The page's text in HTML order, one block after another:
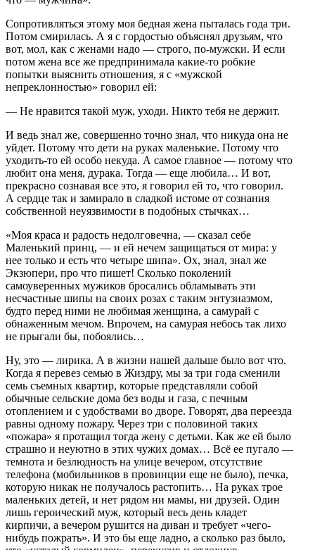
Сопротивляться этому моя бедная жена пыталась года три.
Потом смирилась. А я с гордостью объяснял друзьям, что
вот, мол, как с женами надо — строго, по-мужски. И если
потом жена все же предпринимала какие-то робкие
попытки выяснить отношения, я с «мужской
непреклонностью» говорил ей:
— Не нравится такой муж, уходи. Никто тебя не держит.
И ведь знал же, совершенно точно знал, что никуда она не
уйдет. Потому что дети на руках маленькие. Потому что
уходить-то ей особо некуда. А самое главное — потому что
любит она меня, дурака. Тогда — еще любила… И вот,
прекрасно сознавая все это, я говорил ей то, что говорил.
А сердце так и замирало в сладкой истоме от сознания
собственной неуязвимости в подобных стычках…
«Моя краса и радость недолговечна, — сказал себе
Маленький принц, — и ей нечем защищаться от мира: у
нее только и есть что четыре шипа». Ох, знал, знал же
Экзюпери, про что пишет! Сколько поколений
самоуверенных мужиков бросались обламывать эти
несчастные шипы на своих розах с таким энтузиазмом,
будто перед ними не любимая женщина, а самурай с
обнаженным мечом. Впрочем, на самурая небось так лихо
не прыгали бы, побоялись…
Ну, это — лирика. А в жизни нашей дальше было вот что.
Когда я перевез семью в Жиздру, мы за три года сменили
семь съемных квартир, которые представляли собой
обычные сельские дома без воды и газа, с печным
отоплением и с удобствами во дворе. Говорят, два переезда
равны одному пожару. Через три с половиной таких
«пожара» я протащил тогда жену с детьми. Как же ей было
страшно и неуютно в этих чужих домах… Всё ее пугало —
темнота и безлюдность на улице вечером, отсутствие
телефона (мобильников в провинции еще не было), печка,
которую никак не получалось растопить… На руках трое
маленьких детей, и нет рядом ни мамы, ни друзей. Один
лишь героический муж, который весь день кладет
кирпичи, а вечером рушится на диван и требует «чего-
нибудь пожрать». И это бы еще ладно, а сколько раз было,